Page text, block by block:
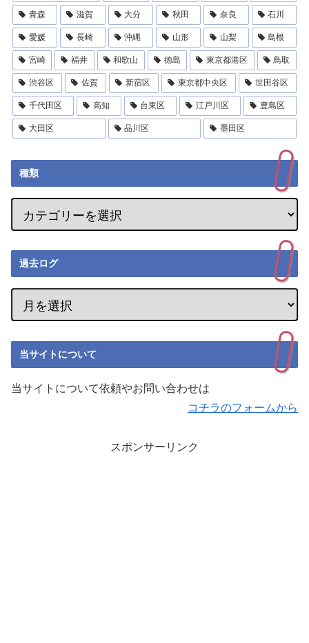
青森 滋賀 大分 秋田 奈良 石川
愛媛 長崎 沖縄 山形 山梨 島根
宮崎 福井 和歌山 徳島 東京都港区 鳥取
渋谷区 佐賀 新宿区 東京都中央区 世田谷区
千代田区 高知 台東区 江戸川区 豊島区
大田区 品川区 墨田区
種類
過去ログ
当サイトについて
当サイトについて依頼やお問い合わせは
コチラのフォームから
スポンサーリンク